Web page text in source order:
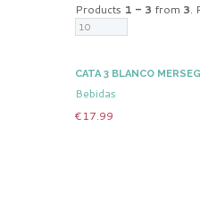
Products 1 - 3 from 3.
CATA 3 BLANCO
Bebidas
€17.99